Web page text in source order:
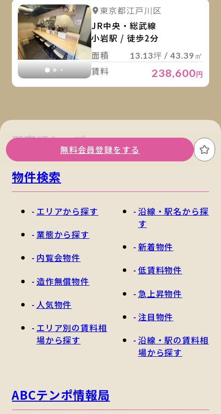
詳細を見る
東京都江戸川区
JR中央・総武線
小岩駅 / 徒歩2分
面積
13.13坪 / 43.39㎡
賃料 238,600円
無料会員登録をする お
関東版トップ 関西版トップ
物件検索
エリアから探す
業態から探す
内覧会物件
造作無償物件
人気物件
エリア別の賃料相
場から探す
沿線・駅名から探
す
新着物件
低賃料物件
急上昇物件
注目物件
沿線・駅の賃料相
場から探す
ABCテンポ情報局